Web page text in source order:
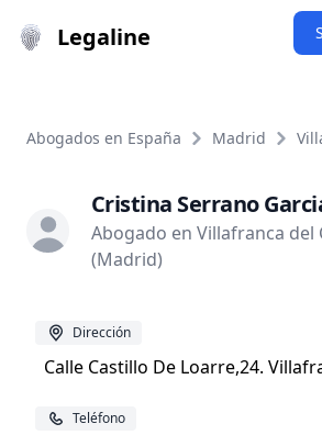
Legaline
Abogados en España Madrid
Cristina Serrano
Abogado en Villafranca del
(Madrid)
Dirección
Calle Castillo De Loarre,24.
Teléfono